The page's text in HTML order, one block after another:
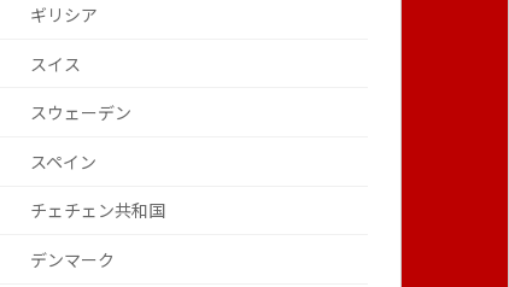
ギリシア
スイス
スウェーデン
スペイン
チェチェン共和国
デンマーク